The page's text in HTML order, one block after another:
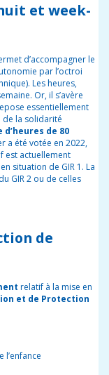
et week-
d’accompagner le
par l’octroi
Les heures,
Or, il s’avère
essentiellement
de la solidarité
d’heures de 80
a été votée en 2022,
est actuellement
situation de GIR 1. La
GIR 2 ou de celles
de
relatif à la mise en
et de Protection